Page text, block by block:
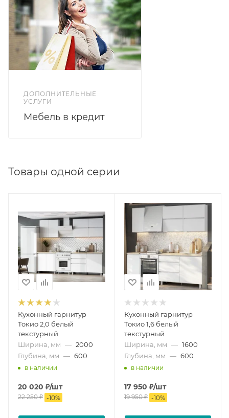
роликовые, опора черная пластиковая высотой 10
см.
Глубина верхних модулей 29,6 см.
ДОПОЛНИТЕЛЬНЫЕ
УСЛУГИ
Мебель в кредит
Товары одной серии
Кухонный гарнитур
Токио 2,0 белый
текстурный
Ширина, мм — 2000
Глубина, мм — 600
в наличии
20 020 ₽/шт
22 250₽ -10%
Кухонный гарнитур
Токио 1,6 белый
текстурный
Ширина, мм — 1600
Глубина, мм — 600
в наличии
17 950 ₽/шт
19 950₽ -10%